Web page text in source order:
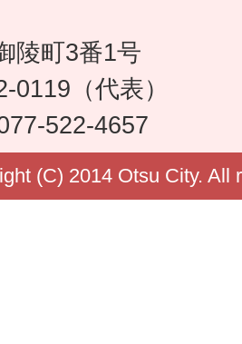
陵町3番1号
0119（代表）
522-4657
(C) 2014 Otsu City. All